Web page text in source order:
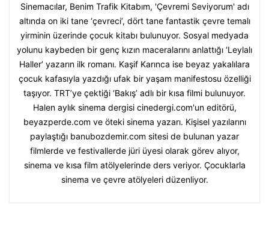
Sinemacılar, Benim Trafik Kitabım, 'Çevremi Seviyorum' adı
altında on iki tane ‘çevreci’, dört tane fantastik çevre temalı
yirminin üzerinde çocuk kitabı bulunuyor. Sosyal medyada
yolunu kaybeden bir genç kızın maceralarını anlattığı ‘Leylalı
Haller’ yazarın ilk romanı. Kaşif Karınca ise beyaz yakalılara
çocuk kafasıyla yazdığı ufak bir yaşam manifestosu özelliği
taşıyor. TRT’ye çektiği ‘Bakış’ adlı bir kısa filmi bulunuyor.
Halen aylık sinema dergisi cinedergi.com'un editörü,
beyazperde.com ve öteki sinema yazarı. Kişisel yazılarını
paylaştığı banubozdemir.com sitesi de bulunan yazar
filmlerde ve festivallerde jüri üyesi olarak görev alıyor,
sinema ve kısa film atölyelerinde ders veriyor. Çocuklarla
sinema ve çevre atölyeleri düzenliyor.